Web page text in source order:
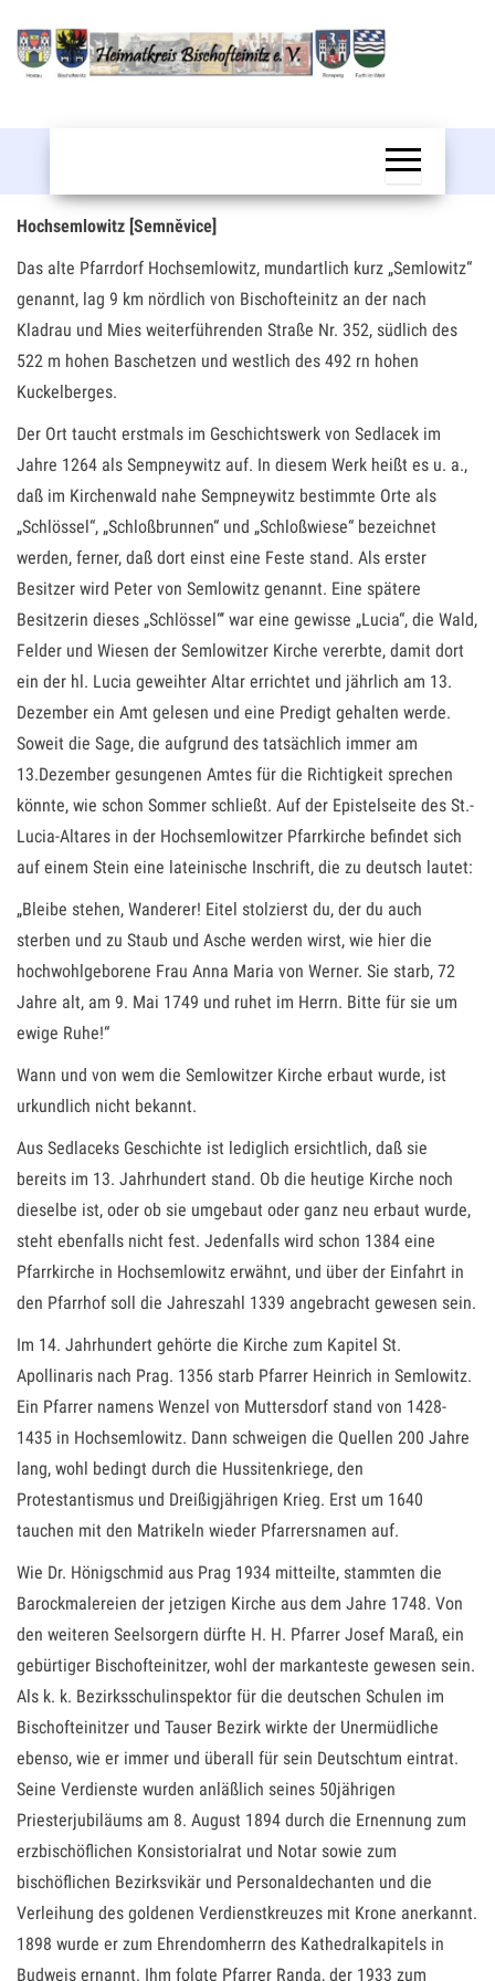
Inhalt
springen
Hochsemlowitz [Semněvice]
Das alte Pfarrdorf Hochsemlowitz, mundartlich kurz „Semlowitz“
genannt, lag 9 km nördlich von Bischofteinitz an der nach
Kladrau und Mies weiterführenden Straße Nr. 352, südlich des
522 m hohen Baschetzen und westlich des 492 rn hohen
Kuckelberges.
Der Ort taucht erstmals im Geschichtswerk von Sedlacek im
Jahre 1264 als Sempneywitz auf. In diesem Werk heißt es u. a.,
daß im Kirchenwald nahe Sempneywitz bestimmte Orte als
„Schlössel“, „Schloßbrunnen“ und „Schloßwiese“ bezeichnet
werden, ferner, daß dort einst eine Feste stand. Als erster
Besitzer wird Peter von Semlowitz genannt. Eine spätere
Besitzerin dieses „Schlössel“‘ war eine gewisse „Lucia“, die Wald,
Felder und Wiesen der Semlowitzer Kirche vererbte, damit dort
ein der hl. Lucia geweihter Altar errichtet und jährlich am 13.
Dezember ein Amt gelesen und eine Predigt gehalten werde.
Soweit die Sage, die aufgrund des tatsächlich immer am
13.Dezember gesungenen Amtes für die Richtigkeit sprechen
könnte, wie schon Sommer schließt. Auf der Epistelseite des St.-
Lucia-Altares in der Hochsemlowitzer Pfarrkirche befindet sich
auf einem Stein eine lateinische Inschrift, die zu deutsch lautet:
„Bleibe stehen, Wanderer! Eitel stolzierst du, der du auch
sterben und zu Staub und Asche werden wirst, wie hier die
hochwohlgeborene Frau Anna Maria von Werner. Sie starb, 72
Jahre alt, am 9. Mai 1749 und ruhet im Herrn. Bitte für sie um
ewige Ruhe!“
Wann und von wem die Semlowitzer Kirche erbaut wurde, ist
urkundlich nicht bekannt.
Aus Sedlaceks Geschichte ist lediglich ersichtlich, daß sie
bereits im 13. Jahrhundert stand. Ob die heutige Kirche noch
dieselbe ist, oder ob sie umgebaut oder ganz neu erbaut wurde,
steht ebenfalls nicht fest. Jedenfalls wird schon 1384 eine
Pfarrkirche in Hochsemlowitz erwähnt, und über der Einfahrt in
den Pfarrhof soll die Jahreszahl 1339 angebracht gewesen sein.
Im 14. Jahrhundert gehörte die Kirche zum Kapitel St.
Apollinaris nach Prag. 1356 starb Pfarrer Heinrich in Semlowitz.
Ein Pfarrer namens Wenzel von Muttersdorf stand von 1428-
1435 in Hochsemlowitz. Dann schweigen die Quellen 200 Jahre
lang, wohl bedingt durch die Hussitenkriege, den
Protestantismus und Dreißigjährigen Krieg. Erst um 1640
tauchen mit den Matrikeln wieder Pfarrersnamen auf.
Wie Dr. Hönigschmid aus Prag 1934 mitteilte, stammten die
Barockmalereien der jetzigen Kirche aus dem Jahre 1748. Von
den weiteren Seelsorgern dürfte H. H. Pfarrer Josef Maraß, ein
gebürtiger Bischofteinitzer, wohl der markanteste gewesen sein.
Als k. k. Bezirksschulinspektor für die deutschen Schulen im
Bischofteinitzer und Tauser Bezirk wirkte der Unermüdliche
ebenso, wie er immer und überall für sein Deutschtum eintrat.
Seine Verdienste wurden anläßlich seines 50jährigen
Priesterjubiläums am 8. August 1894 durch die Ernennung zum
erzbischöflichen Konsistorialrat und Notar sowie zum
bischöflichen Bezirksvikär und Personaldechanten und die
Verleihung des goldenen Verdienstkreuzes mit Krone anerkannt.
1898 wurde er zum Ehrendomherrn des Kathedralkapitels in
Budweis ernannt. Ihm folgte Pfarrer Randa, der 1933 zum